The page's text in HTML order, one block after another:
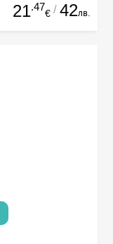
21.47
€ / 42лв.